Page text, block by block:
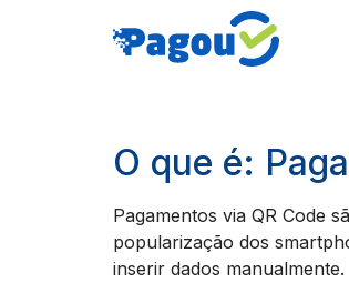
O que é:
Pagamentos via QR Code
popularização dos
inserir dados manualmente.